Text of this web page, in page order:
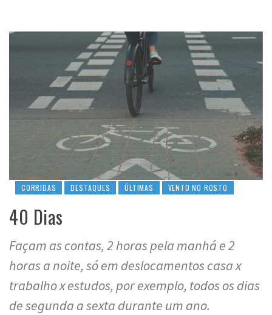
CORRIDAS DESTAQUES ÚLTIMAS VENTO NO ROSTO
40 Dias
Façam as contas, 2 horas pela manhá e 2
horas a noite, só em deslocamentos casa x
trabalho x estudos, por exemplo, todos os dias
de segunda a sexta durante um ano.